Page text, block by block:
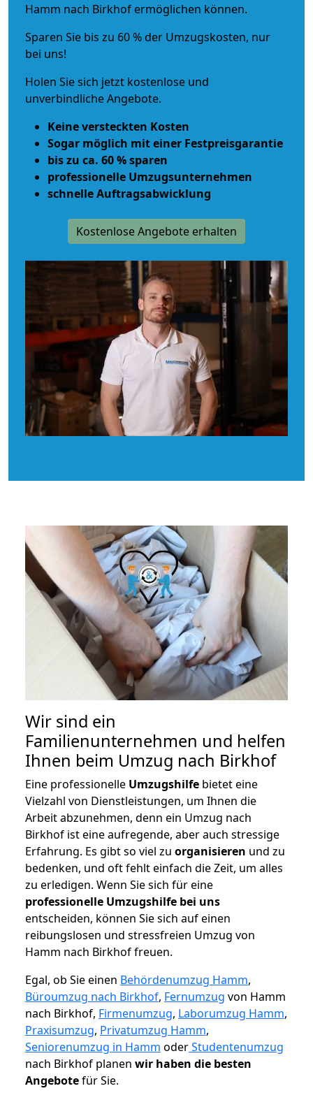
Hamm nach Birkhof ermöglichen können.
Sparen Sie bis zu 60 % der Umzugskosten, nur
bei uns!
Holen Sie sich jetzt kostenlose und
unverbindliche Angebote.
Keine versteckten Kosten
Sogar möglich mit einer Festpreisgarantie
bis zu ca. 60 % sparen
professionelle Umzugsunternehmen
schnelle Auftragsabwicklung
Kostenlose Angebote erhalten
Wir sind ein
Familienunternehmen und helfen
Ihnen beim Umzug nach Birkhof
Eine professionelle Umzugshilfe bietet eine
Vielzahl von Dienstleistungen, um Ihnen die
Arbeit abzunehmen, denn ein Umzug nach
Birkhof ist eine aufregende, aber auch stressige
Erfahrung. Es gibt so viel zu organisieren und zu
bedenken, und oft fehlt einfach die Zeit, um alles
zu erledigen. Wenn Sie sich für eine
professionelle Umzugshilfe bei uns
entscheiden, können Sie sich auf einen
reibungslosen und stressfreien Umzug von
Hamm nach Birkhof freuen.
Egal, ob Sie einen Behördenumzug Hamm,
Büroumzug nach Birkhof, Fernumzug von Hamm
nach Birkhof, Firmenumzug, Laborumzug Hamm,
Praxisumzug, Privatumzug Hamm,
Seniorenumzug in Hamm oderStudentenumzug
nach Birkhof planen wir haben die besten
Angebotefür Sie.